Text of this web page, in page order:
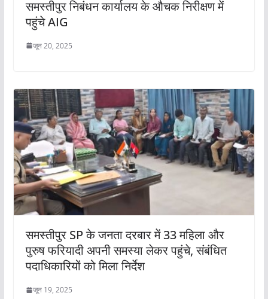
समस्तीपुर निबंधन कार्यालय के औचक निरीक्षण में
पहुंचे AIG
जून 20, 2025
समस्तीपुर SP के जनता दरबार में 33 महिला और
पुरुष फरियादी अपनी समस्या लेकर पहुंचे, संबंधित
पदाधिकारियों को मिला निर्देश
जून 19, 2025